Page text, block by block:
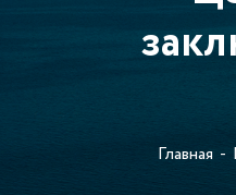
Главная